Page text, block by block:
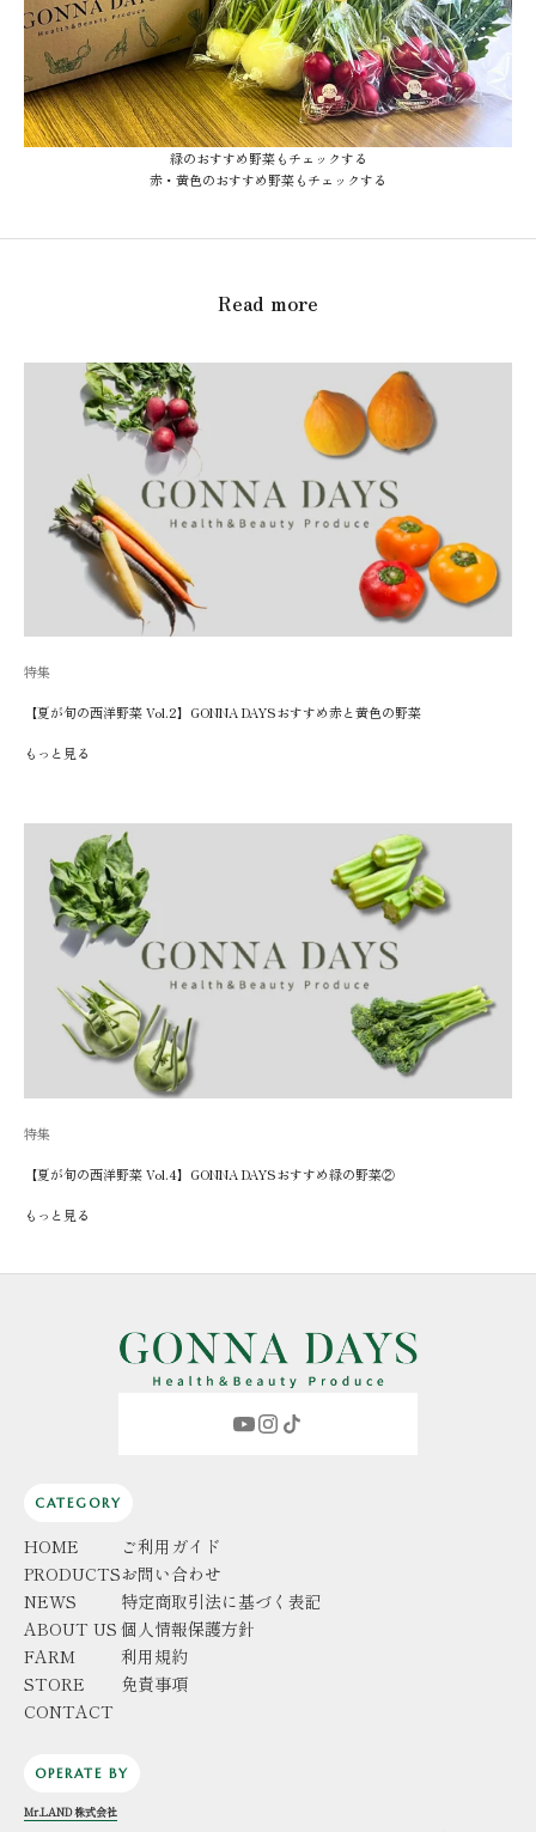
緑のおすすめ野菜もチェックする
赤・黄色のおすすめ野菜もチェックする
Read more
特集
【夏が旬の西洋野菜 Vol.2】GONNA DAYSおすすめ赤と黄色の野菜
もっと見る
特集
【夏が旬の西洋野菜 Vol.4】GONNA DAYSおすすめ緑の野菜②
もっと見る
CATEGORY
HOME
PRODUCTS
NEWS
ABOUT US
FARM
STORE
CONTACT
ご利用ガイド
お問い合わせ
特定商取引法に基づく表記
個人情報保護方針
利用規約
免責事項
OPERATE BY
Mr.LAND 株式会社